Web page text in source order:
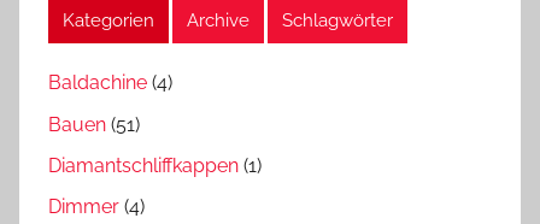
Kategorien Archive Schlagwörter
Baldachine (4)
Bauen (51)
Diamantschliffkappen (1)
Dimmer (4)